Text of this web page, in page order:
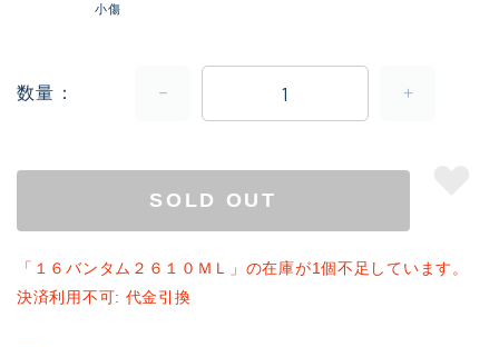
小傷
数量
SOLD OUT
「１６バンタム２６１０ＭＬ」の在庫が1個不足しています。
決済利用不可: 代金引換